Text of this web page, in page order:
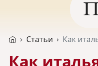
Статьи Как
Как